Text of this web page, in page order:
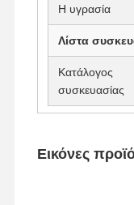
Η υγρασία
Λίστα
Κατάλογος
συσκευασίας
Εικόνες